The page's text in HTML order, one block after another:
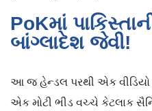
PoKમાં
બાંગ્લાદેશ જેવી!
આ જ હેન્ડલ પરથી એક
એક મોટી ભીડ વચ્ચે કેટલાક